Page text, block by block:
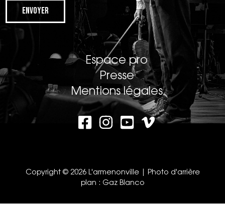
Envoyer
Espace pro
Presse
Mentions légales
Copyright © 2026 L'armenonville | Photo d'arrière
plan : Gaz Blanco